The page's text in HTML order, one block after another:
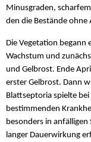
Minusgraden,
den die Bestände
Die Vegetation
Wachstum und
und Gelbrost. Ende
erster Gelbrost. Dann
Blattseptoria spielte
bestimmenden
besonders in
langer Dauerwirkung